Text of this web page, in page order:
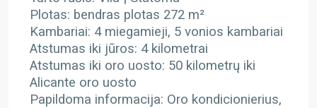
Plotas: bendras plotas 272 m²
Kambariai: 4 miegamieji, 5 vonios kambariai
Atstumas iki jūros: 4 kilometrai
Atstumas iki oro uosto: 50 kilometrų iki
Alicante oro uosto
Papildoma informacija: Oro kondicionierius,